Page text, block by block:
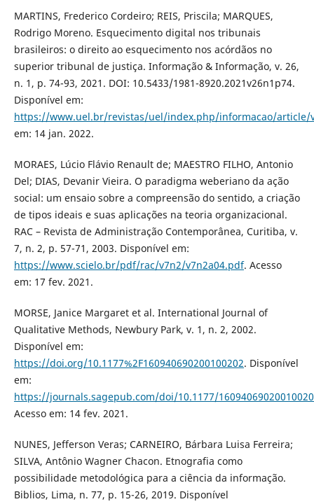
MARTINS, Frederico Cordeiro; REIS, Priscila; MARQUES,
Rodrigo Moreno. Esquecimento digital nos tribunais
brasileiros: o direito ao esquecimento nos acórdãos no
superior tribunal de justiça. Informação & Informação, v. 26,
n. 1, p. 74-93, 2021. DOI: 10.5433/1981-8920.2021v26n1p74.
Disponível em:
https://www.uel.br/revistas/uel/index.php/informacao/article/
em: 14 jan. 2022.
MORAES, Lúcio Flávio Renault de; MAESTRO FILHO, Antonio
Del; DIAS, Devanir Vieira. O paradigma weberiano da ação
social: um ensaio sobre a compreensão do sentido, a criação
de tipos ideais e suas aplicações na teoria organizacional.
RAC – Revista de Administração Contemporânea, Curitiba, v.
7, n. 2, p. 57-71, 2003. Disponível em:
https://www.scielo.br/pdf/rac/v7n2/v7n2a04.pdf. Acesso
em: 17 fev. 2021.
MORSE, Janice Margaret et al. International Journal of
Qualitative Methods, Newbury Park, v. 1, n. 2, 2002.
Disponível em:
https://doi.org/10.1177%2F160940690200100202. Disponível
em:
https://journals.sagepub.com/doi/10.1177/
Acesso em: 14 fev. 2021.
NUNES, Jefferson Veras; CARNEIRO, Bárbara Luisa Ferreira;
SILVA, Antônio Wagner Chacon. Etnografia como
possibilidade metodológica para a ciência da informação.
Biblios, Lima, n. 77, p. 15-26, 2019. Disponível